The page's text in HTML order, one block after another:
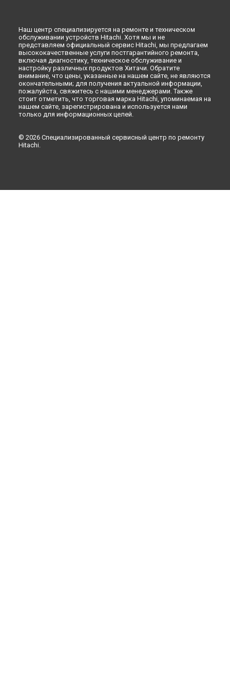
Ремонт холодильника R-W720FPUC1XGBK Hitachi в
Оренбурге
Ремонт холодильника R-W720FPUC1XGBK Hitachi в
Кемерово
Ремонт холодильника R-W720FPUC1XGBK Hitachi в
Новокузнецке
Ремонт холодильника R-W720FPUC1XGBK Hitachi вРязани
Ремонт холодильника R-W720FPUC1XGBK Hitachi в
Астрахани
Ремонт холодильника R-W720FPUC1XGBK Hitachi в
Наш центр специализируется на ремонте и техническом
обслуживании устройств Hitachi. Хотя мы и не
представляем официальный сервис Hitachi, мы предлагаем
высококачественные услуги постгарантийного ремонта,
включая диагностику, техническое обслуживание и
настройку различных продуктов Хитачи. Обратите
внимание, что цены, указанные на нашем сайте, не являются
окончательными; для получения актуальной информации,
пожалуйста, свяжитесь с нашими менеджерами. Также
стоит отметить, что торговая марка Hitachi, упоминаемая на
нашем сайте, зарегистрирована и используется нами
только для информационных целей.
© 2026 Специализированный сервисный центр по ремонту
Hitachi.